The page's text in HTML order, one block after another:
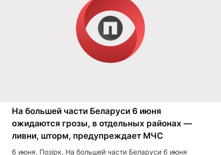
На большей части Беларуси 6 июня
ожидаются грозы, в отдельных районах —
ливни, шторм, предупреждает МЧС
6 июня, Позірк. На большей части Беларуси 6 июня